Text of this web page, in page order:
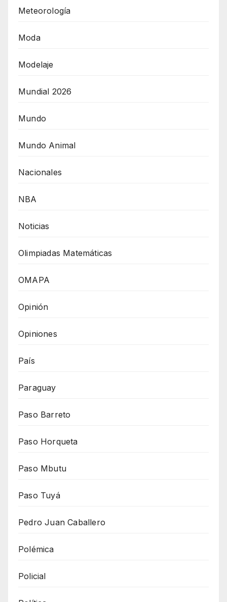
Meteorología
Moda
Modelaje
Mundial 2026
Mundo
Mundo Animal
Nacionales
NBA
Noticias
Olimpiadas Matemáticas
OMAPA
Opinión
Opiniones
País
Paraguay
Paso Barreto
Paso Horqueta
Paso Mbutu
Paso Tuyá
Pedro Juan Caballero
Polémica
Policial